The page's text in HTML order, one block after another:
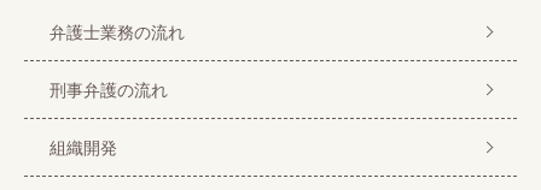
弁護士業務の流れ
刑事弁護の流れ
組織開発